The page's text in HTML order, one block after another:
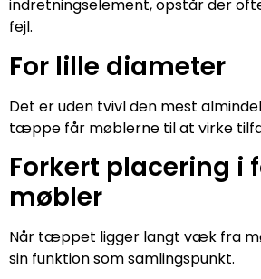
indretningselement, opstår der
fejl.
For lille diameter
Det er uden tvivl den mest
tæppe får møblerne til at virke
Forkert placering i
møbler
Når tæppet ligger langt væk fra
sin funktion som samlingspunkt.